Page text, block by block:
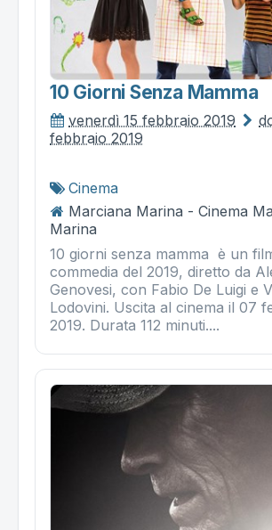
10 Giorni Senza Mamma
venerdì 15 febbraio 2019
febbraio 2019
Cinema
Marciana Marina - Cinema
Marina
10 giorni senza mamma è un
commedia del 2019, diretto da
Genovesi, con Fabio De Luigi e
Lodovini. Uscita al cinema il 07
2019. Durata 112 minuti....